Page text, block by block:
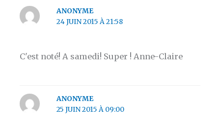
ANONYME
24 JUIN 2015 À 21:58
C'est noté! A samedi! Super ! Anne-Claire
ANONYME
25 JUIN 2015 À 09:00